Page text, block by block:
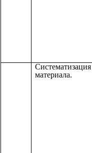
Систематизация
материала.